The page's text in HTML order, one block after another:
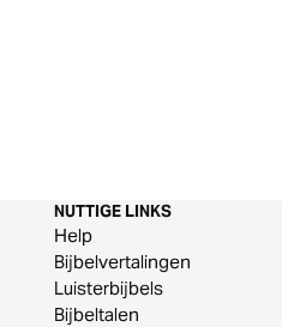
NUTTIGE LINKS
Help
Bijbelvertalingen
Luisterbijbels
Bijbeltalen